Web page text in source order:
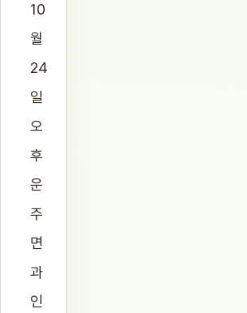
10
월
24
일
오
후
운
주
면
과
인